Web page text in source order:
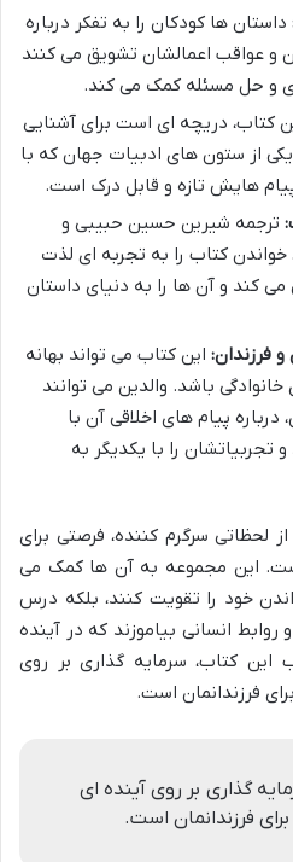
داستان ها کودکان را به تفکر درباره
عواقب اعمالشان تشویق می کنند
و حل مسئله کمک می کند.
کتاب، دریچه ای است برای آشنایی
از ستون های ادبیات جهان که با
هایش تازه و قابل درک است.
ترجمه شیرین حسین حبیبی و
کتاب را به تجربه ای لذت
کند و آن ها را به دنیای داستان
فرزندان: این کتاب می تواند بهانه
باشد. والدین می توانند
پیام های اخلاقی آن با
را با یکدیگر به
لحظاتی سرگرم کننده، فرصتی برای
این مجموعه به آن ها کمک می
خود را تقویت کنند، بلکه درس
روابط انسانی بیاموزند که در آینده
این کتاب، سرمایه گذاری بر روی
فرزندانمان است.
گذاری بر روی آینده ای
فرزندانمان است.